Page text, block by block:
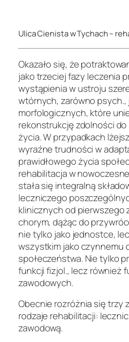
Ulica Cienista w Tychach –
Okazało się, że
jako trzeciej fazy leczenia
wystąpienia w ustroju
wtórnych, zarówno psych.,
morfologicznych, które
rekonstrukcję zdolności
życia. W przypadkach
wyraźne trudności w
prawidłowego życia
rehabilitacja w
stała się integralną
leczniczego
klinicznych od pierwszego
chorym, dążąc do
nie tylko jako jednostce,
wszystkim jako czynnemu
społeczeństwa. Nie tylko
funkcji fizjol., lecz również
zawodowych.
Obecnie rozróżnia się trzy
rodzaje rehabilitacji:
zawodową.